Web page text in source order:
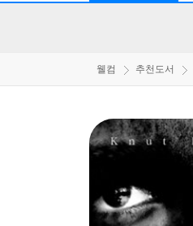
웰컴 추천도서